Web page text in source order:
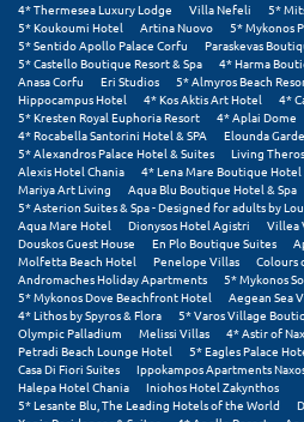
Χαλκιδική
Χανιά
Χερσόνησος
Χερσόνησος Άθως
Χίος
Χράνοι Μεσσηνίας
Ψ
Ψαθόπυργος
4* Thermesea Luxury Lodge
Villa Nefeli
5*
5* Koukoumi Hotel
Artina Nuovo
5* Mykonos
5* Sentido Apollo Palace Corfu
Paraskevas
5* Castello Boutique Resort & Spa
4* Harma
Anasa Corfu
Eri Studios 5* Almyros Beach
Hippocampus Hotel
4* Kos Aktis Art Hotel
4*
5* Kresten Royal Euphoria Resort
4* Aplai Dome
4* Rocabella Santorini Hotel & SPA
Elounda
5* Alexandros Palace Hotel & Suites
Living
Alexis Hotel Chania
4* Lena Mare Boutique Hotel
Mariya Art Living
Aqua Blu Boutique Hotel & Spa
5* Asterion Suites & Spa - Designed for adults by
Aqua Mare Hotel
Dionysos Hotel Agistri Villea
Douskos Guest House
En Plo Boutique Suites
Molfetta Beach Hotel
Penelope Villas
Colours
Andromaches Holiday Apartments
5* Mykonos
5* Mykonos Dove Beachfront Hotel
Aegean Sea
4* Lithos by Spyros & Flora
5* Varos Village
Olympic Palladium
Melissi Villas
4* Astir of
Petradi Beach Lounge Hotel
5* Eagles Palace
Casa Di Fiori Suites
Ippokampos Apartments
Halepa Hotel Chania
Iniohos Hotel Zakynthos
5* Lesante Blu, The Leading Hotels of the World